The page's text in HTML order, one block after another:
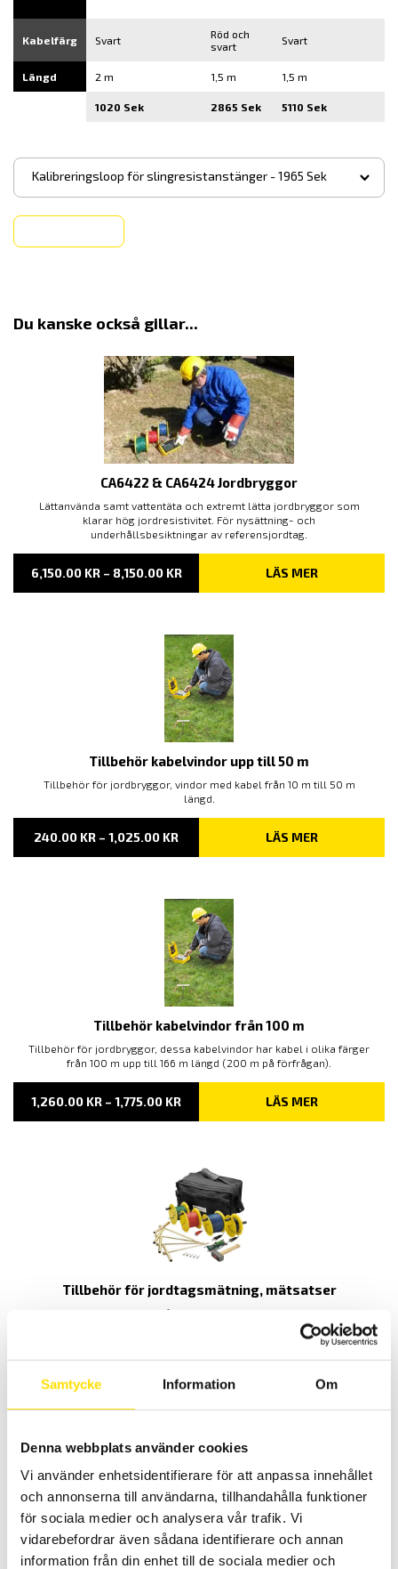
Samtycke Information Om
Denna webbplats använder cookies
Vi använder enhetsidentifierare för att anpassa innehållet
och annonserna till användarna, tillhandahålla funktioner
för sociala medier och analysera vår trafik. Vi
vidarebefordrar även sådana identifierare och annan
information från din enhet till de sociala medier och
Kabelfärg Svart
Röd och
svart
Svart
Längd 2 m 1,5 m 1,5 m
1020 Sek 2865 Sek 5110 Sek
Kalibreringsloop för slingresistanstänger - 1965 Sek
▾
Du kanske också gillar...
CA6422 & CA6424 Jordbryggor
Lättanvända samt vattentäta och extremt lätta jordbryggor som
klarar hög jordresistivitet. För nysättning- och
underhållsbesiktningar av referensjordtag.
6,150.00 KR – 8,150.00 KRPRISINTERVALL:
TILL
LÄS MER
Tillbehör kabelvindor upp till 50 m
Tillbehör för jordbryggor, vindor med kabel från 10 m till 50 m
längd.
240.00 KR – 1,025.00 KRPRISINTERVALL:
TILL
LÄS MER
Tillbehör kabelvindor från 100 m
Tillbehör för jordbryggor, dessa kabelvindor har kabel i olika färger
från 100 m upp till 166 m längd (200 m på förfrågan).
1,260.00 KR – 1,775.00 KRPRISINTERVALL:
TILL
LÄS MER
Tillbehör för jordtagsmätning, mätsatser
Jordtagssatser för underhålls- samt nybesiktning, kompletta med
3,350.00KR–8,595.00KRPRISINTERVALL:
3,350.00 KR
TILL
LÄS MER
Tillbehör för jordtagsmätning, Svenska mätsatser